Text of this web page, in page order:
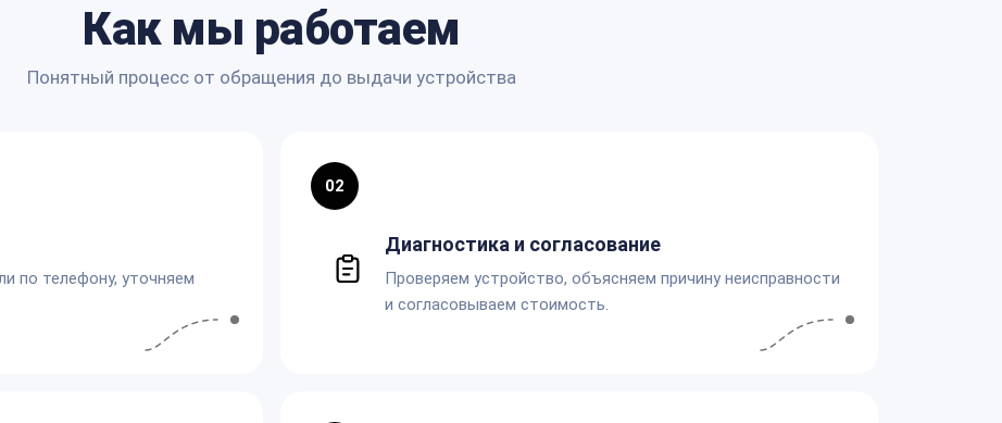
Как мы работаем
Понятный процесс от обращения до выдачи устройства
по телефону, уточняем
02
Диагностика и согласование
Проверяем устройство, объясняем причину неисправности
и согласовываем стоимость.